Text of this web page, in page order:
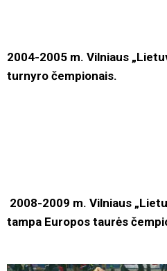
2004-2005 m. Vilniaus
turnyro čempionais.
2008-2009 m. Vilniaus
tampa Europos taurės